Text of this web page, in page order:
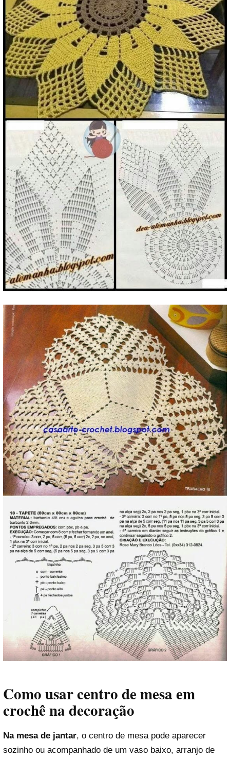
Como usar centro de mesa em
crochê na decoração
Na mesa de jantar, o centro de mesa pode aparecer
sozinho ou acompanhado de um vaso baixo, arranjo de